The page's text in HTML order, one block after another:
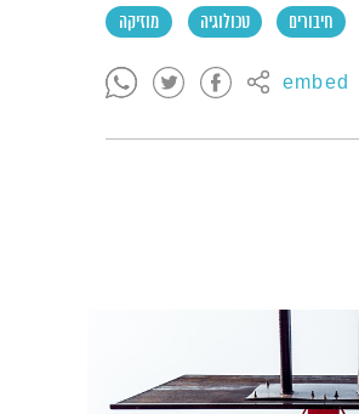
חיבורים טכולוגיה מוזיקה
embed